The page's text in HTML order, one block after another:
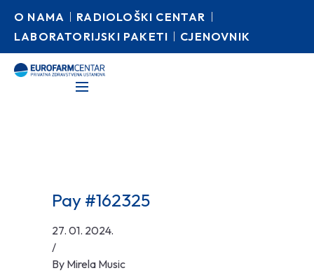
O NAMA
RADIOLOŠKI CENTAR
LABORATORIJSKI PAKETI
CJENOVNIK
Pay #162325
27. 01. 2024.
/
By Mirela Music